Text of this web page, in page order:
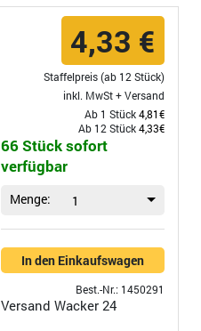
4,33 €
Staffelpreis (ab 12 Stück)
inkl. MwSt +Versand
Ab 1 Stück4,81€
Ab 12 Stück4,33€
66 Stück sofort
verfügbar
Menge: 1
In den Einkaufswagen
Best.-Nr.: 1450291
Versand Wacker 24